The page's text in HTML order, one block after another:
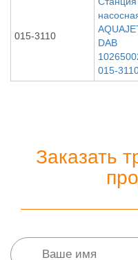
015-3110
DAB
015-
Заказать